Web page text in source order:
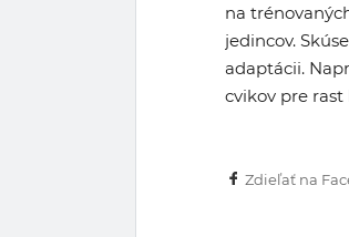
na
jedincov.
adaptácii.
cvikov pre
Zdieľať na